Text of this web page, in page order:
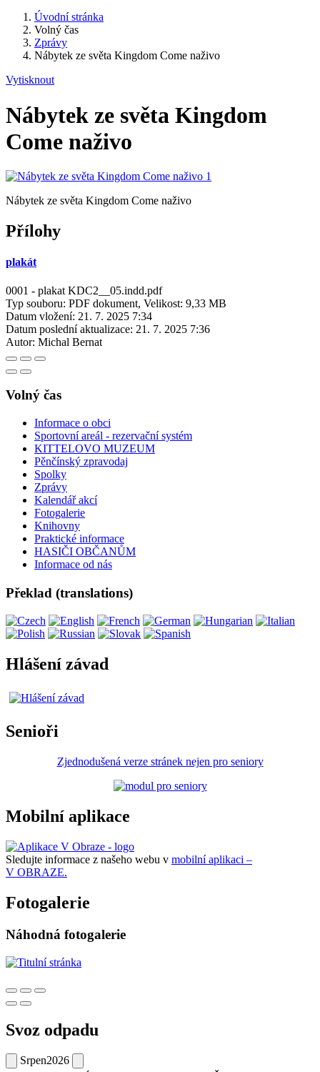
Úvodní stránka
Volný čas
Zprávy
Nábytek ze světa Kingdom Come naživo
Vytisknout
Nábytek ze světa Kingdom
Come naživo
Nábytek ze světa Kingdom Come naživo
Přílohy
plakát
0001 - plakat KDC2__05.indd.pdf
Typ souboru: PDF dokument, Velikost: 9,33 MB
Datum vložení: 21. 7. 2025 7:34
Datum poslední aktualizace: 21. 7. 2025 7:36
Autor: Michal Bernat
Volný čas
Informace o obci
Sportovní areál - rezervační systém
KITTELOVO MUZEUM
Pěnčínský zpravodaj
Spolky
Zprávy
Kalendář akcí
Fotogalerie
Knihovny
Praktické informace
HASIČI OBČANŮM
Informace od nás
Překlad (translations)
Hlášení závad
Senioři
Zjednodušená verze stránek nejen pro seniory
Mobilní aplikace
Sledujte informace z našeho webu v mobilní aplikaci –
V OBRAZE.
Fotogalerie
Náhodná fotogalerie
Svoz odpadu
Srpen2026